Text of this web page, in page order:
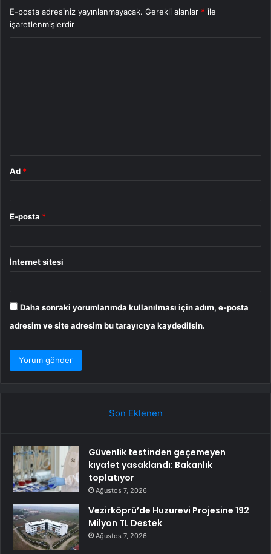
E-posta adresiniz yayınlanmayacak. Gerekli alanlar * ile
işaretlenmişlerdir
Ad *
E-posta *
İnternet sitesi
Daha sonraki yorumlarımda kullanılması için adım, e-posta
adresim ve site adresim bu tarayıcıya kaydedilsin.
Son Eklenen
Güvenlik testinden geçemeyen
kıyafet yasaklandı: Bakanlık
toplatıyor
Ağustos 7, 2026
Vezirköprü’de Huzurevi Projesine 192
Milyon TL Destek
Ağustos 7, 2026